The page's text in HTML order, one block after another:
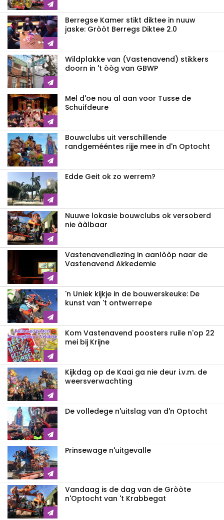
Berregse Kamer stikt diktee in nuuw
jaske: Gròòt Berregs Diktee 2.0
Wildplakke van (Vastenavend) stikkers
doorn in 't òòg van GBWP
Mel d'oe nou al aan voor Tusse de
Schuifdeure
Bouwclubs uit verschillende
randgemééntes rijje mee in d'n Optocht
Edde Geit ok zo werrem?
Nuuwe lokasie bouwclubs ok versoberd
nie ààlbaar
Vastenavendlezing in aanlòòp naar de
Vastenavend Akkedemie
'n Uniek kijkje in de bouwerskeuke: De
kunst van 't ontwerrepe
Kom Vastenavend poosters ruile n'op 22
mei bij Krijne
Kijkdag op de Kaai ga nie deur i.v.m. de
weersverwachting
De volledege n'uitslag van d'n Optocht
Prinsewage n'uitgevalle
Vandaag is de dag van de Gròòte
n'Optocht van 't Krabbegat